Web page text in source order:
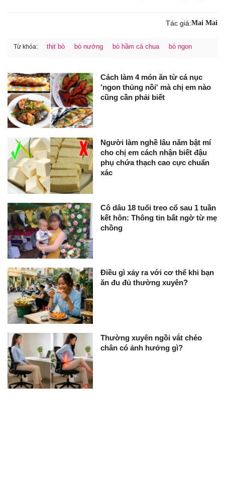
Tác giả:Mai Mai
Từ khóa: thịt bò bò nướng bò hầm cà chua bò ngon
Cách làm 4 món ăn từ cá nục
'ngon thủng nồi' mà chị em nào
cũng cần phải biết
Người làm nghề lâu năm bật mí
cho chị em cách nhận biết đậu
phụ chứa thạch cao cực chuẩn
xác
Cô dâu 18 tuổi treo cổ sau 1 tuần
kết hôn: Thông tin bất ngờ từ mẹ
chồng
Điều gì xảy ra với cơ thể khi bạn
ăn đu đủ thường xuyên?
Thường xuyên ngồi vắt chéo
chân có ảnh hưởng gì?